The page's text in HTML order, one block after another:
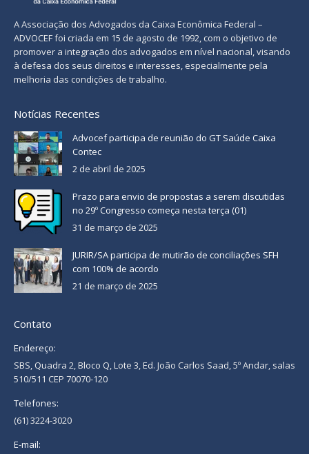
A Associação dos Advogados da Caixa Econômica Federal –
ADVOCEF foi criada em 15 de agosto de 1992, com o objetivo de
promover a integração dos advogados em nível nacional, visando
à defesa dos seus direitos e interesses, especialmente pela
melhoria das condições de trabalho.
Notícias Recentes
Advocef participa de reunião do GT Saúde Caixa
Contec
2 de abril de 2025
Prazo para envio de propostas a serem discutidas
no 29º Congresso começa nesta terça (01)
31 de março de 2025
JURIR/SA participa de mutirão de conciliações SFH
com 100% de acordo
21 de março de 2025
Contato
Endereço:
SBS, Quadra 2, Bloco Q, Lote 3, Ed. João Carlos Saad, 5º Andar, salas
510/511 CEP 70070-120
Telefones:
(61) 3224-3020
E-mail: